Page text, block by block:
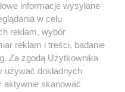
informacje wysyłane
w celu
reklam, wybór
reklam i treści, badanie
Za zgodą Użytkownika
dokładnych
aktywnie skanować